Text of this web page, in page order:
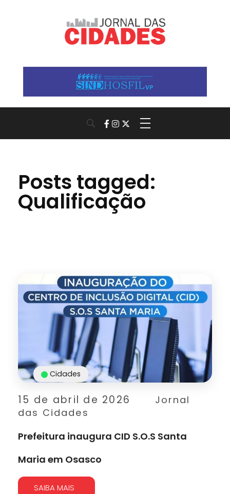
Posts tagged:
Qualificação
15 de abril de 2026
Jornal
das Cidades
Cidades
Prefeitura inaugura CID S.O.S Santa
Maria em Osasco
SAIBA MAIS